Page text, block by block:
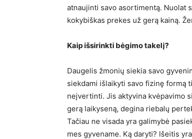
atnaujinti savo asortimentą. Nuolat
kokybiškas prekes už gerą kainą.
Kaip išsirinkti bėgimo takelį?
Daugelis žmonių siekia savo
siekdami išlaikyti savo fizinę formą
neįvertinti. Jis aktyvina kvėpavimo
gerą laikyseną, degina riebalų
Tačiau ne visada yra galimybė
mes gyvename. Ką daryti? Išeitis